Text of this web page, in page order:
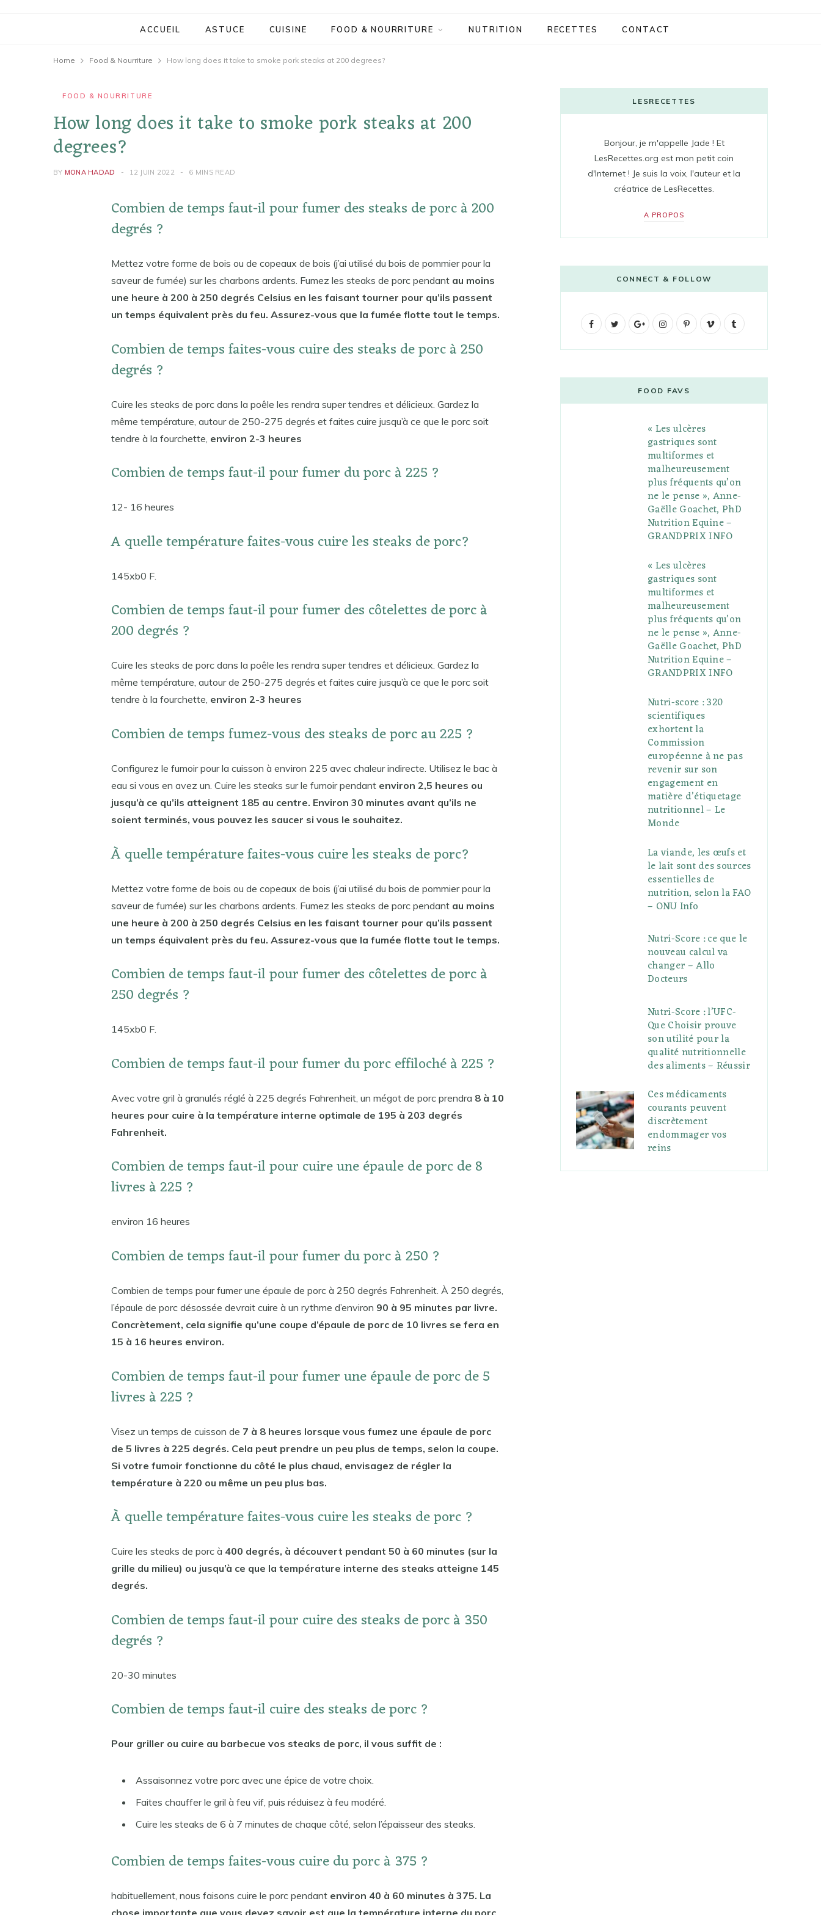
ACCUEIL ASTUCE CUISINE FOOD & NOURRITURE NUTRITION RECETTES CONTACT
Home Food & Nourriture How long does it take to smoke pork steaks at 200 degrees?
FOOD & NOURRITURE
How long does it take to smoke pork steaks at 200
degrees?
BY MONA HADAD 12 JUIN 2022 6 MINS READ
Combien de temps faut-il pour fumer des steaks de porc à 200
degrés ?
Mettez votre forme de bois ou de copeaux de bois (j’ai utilisé du bois de pommier pour la
saveur de fumée) sur les charbons ardents. Fumez les steaks de porc pendant au moins
une heure à 200 à 250 degrés Celsius en les faisant tourner pour qu’ils passent
un temps équivalent près du feu. Assurez-vous que la fumée flotte tout le temps.
Combien de temps faites-vous cuire des steaks de porc à 250
degrés ?
Cuire les steaks de porc dans la poêle les rendra super tendres et délicieux. Gardez la
même température, autour de 250-275 degrés et faites cuire jusqu’à ce que le porc soit
tendre à la fourchette, environ 2-3 heures
Combien de temps faut-il pour fumer du porc à 225 ?
12- 16 heures
A quelle température faites-vous cuire les steaks de porc?
145xb0 F.
Combien de temps faut-il pour fumer des côtelettes de porc à
200 degrés ?
Cuire les steaks de porc dans la poêle les rendra super tendres et délicieux. Gardez la
même température, autour de 250-275 degrés et faites cuire jusqu’à ce que le porc soit
tendre à la fourchette, environ 2-3 heures
Combien de temps fumez-vous des steaks de porc au 225 ?
Configurez le fumoir pour la cuisson à environ 225 avec chaleur indirecte. Utilisez le bac à
eau si vous en avez un. Cuire les steaks sur le fumoir pendant environ 2,5 heures ou
jusqu’à ce qu’ils atteignent 185 au centre. Environ 30 minutes avant qu’ils ne
soient terminés, vous pouvez les saucer si vous le souhaitez.
À quelle température faites-vous cuire les steaks de porc?
Mettez votre forme de bois ou de copeaux de bois (j’ai utilisé du bois de pommier pour la
saveur de fumée) sur les charbons ardents. Fumez les steaks de porc pendant au moins
une heure à 200 à 250 degrés Celsius en les faisant tourner pour qu’ils passent
un temps équivalent près du feu. Assurez-vous que la fumée flotte tout le temps.
Combien de temps faut-il pour fumer des côtelettes de porc à
250 degrés ?
145xb0 F.
Combien de temps faut-il pour fumer du porc effiloché à 225 ?
Avec votre gril à granulés réglé à 225 degrés Fahrenheit, un mégot de porc prendra 8 à 10
heures pour cuire à la température interne optimale de 195 à 203 degrés
Fahrenheit.
Combien de temps faut-il pour cuire une épaule de porc de 8
livres à 225 ?
environ 16 heures
Combien de temps faut-il pour fumer du porc à 250 ?
Combien de temps pour fumer une épaule de porc à 250 degrés Fahrenheit. À 250 degrés,
l’épaule de porc désossée devrait cuire à un rythme d’environ 90 à 95 minutes par livre.
Concrètement, cela signifie qu’une coupe d’épaule de porc de 10 livres se fera en
15 à 16 heures environ.
Combien de temps faut-il pour fumer une épaule de porc de 5
livres à 225 ?
Visez un temps de cuisson de 7 à 8 heures lorsque vous fumez une épaule de porc
de 5 livres à 225 degrés. Cela peut prendre un peu plus de temps, selon la coupe.
Si votre fumoir fonctionne du côté le plus chaud, envisagez de régler la
température à 220 ou même un peu plus bas.
À quelle température faites-vous cuire les steaks de porc ?
Cuire les steaks de porc à 400 degrés, à découvert pendant 50 à 60 minutes (sur la
grille du milieu) ou jusqu’à ce que la température interne des steaks atteigne 145
degrés.
Combien de temps faut-il pour cuire des steaks de porc à 350
degrés ?
20-30 minutes
Combien de temps faut-il cuire des steaks de porc ?
Pour griller ou cuire au barbecue vos steaks de porc, il vous suffit de :
Assaisonnez votre porc avec une épice de votre choix.
Faites chauffer le gril à feu vif, puis réduisez à feu modéré.
Cuire les steaks de 6 à 7 minutes de chaque côté, selon l’épaisseur des steaks.
Combien de temps faites-vous cuire du porc à 375 ?
habituellement, nous faisons cuire le porc pendant environ 40 à 60 minutes à 375. La
LESRECETTES
Bonjour, je m'appelle Jade ! Et
LesRecettes.org est mon petit coin
d'Internet ! Je suis la voix, l'auteur et la
créatrice de LesRecettes.
A PROPOS
CONNECT & FOLLOW
F
b
t
G
g
l
e
P
u
s
I
t
a
g
r
a
P
e
r
e
s
V
o
l
FOOD FAVS
« Les ulcères
gastriques sont
multiformes et
malheureusement
plus fréquents qu’on
ne le pense », Anne-
Gaëlle Goachet, PhD
Nutrition Equine –
GRANDPRIX INFO
« Les ulcères
gastriques sont
multiformes et
malheureusement
plus fréquents qu’on
ne le pense », Anne-
Gaëlle Goachet, PhD
Nutrition Equine –
GRANDPRIX INFO
Nutri-score : 320
scientifiques
exhortent la
Commission
européenne à ne pas
revenir sur son
engagement en
matière d’étiquetage
nutritionnel – Le
Monde
La viande, les œufs et
le lait sont des sources
essentielles de
nutrition, selon la FAO
– ONU Info
Nutri-Score : ce que le
nouveau calcul va
changer – Allo
Docteurs
Nutri-Score : l’UFC-
Que Choisir prouve
son utilité pour la
qualité nutritionnelle
des aliments – Réussir
Ces médicaments
courants peuvent
discrètement
endommager vos
reins